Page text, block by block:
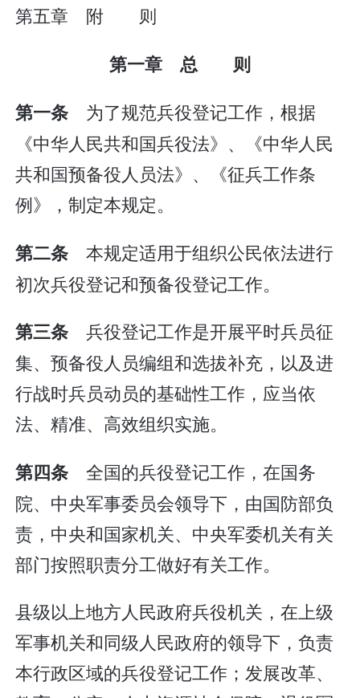
第五章 附 则
第一章 总 则
第一条 为了规范兵役登记工作，根据
《中华人民共和国兵役法》、《中华人民
共和国预备役人员法》、《征兵工作条
例》，制定本规定。
第二条本规定适用于组织公民依法进行
初次兵役登记和预备役登记工作。
第三条兵役登记工作是开展平时兵员征
集、预备役人员编组和选拔补充，以及进
行战时兵员动员的基础性工作，应当依
法、精准、高效组织实施。
第四条全国的兵役登记工作，在国务
院、中央军事委员会领导下，由国防部负
责，中央和国家机关、中央军委机关有关
部门按照职责分工做好有关工作。
县级以上地方人民政府兵役机关，在上级
军事机关和同级人民政府的领导下，负责
本行政区域的兵役登记工作；发展改革、